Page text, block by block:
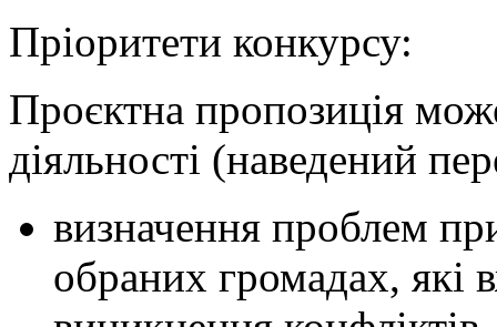
Пріоритети конкурсу:
Проєктна пропозиція
діяльності (наведений
визначення проблем
обраних громадах, які